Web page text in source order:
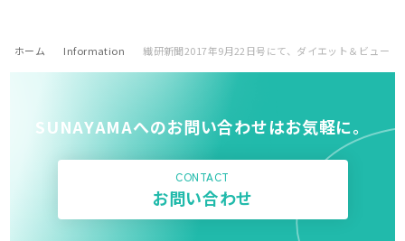
ホーム Information 繊研新聞2017年9月22日号にて、ダイエット＆ビュー
SUNAYAMAへのお問い合わせはお気軽に。
CONTACT
お問い合わせ